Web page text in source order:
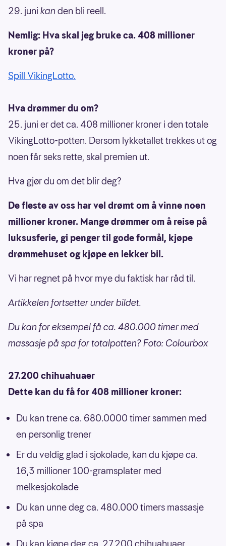
29. juni kan den bli reell.
Nemlig: Hva skal jeg bruke ca. 408 millioner
kroner på?
Spill VikingLotto.
Hva drømmer du om?
25. juni er det ca. 408 millioner kroner i den totale
VikingLotto-potten. Dersom lykketallet trekkes ut og
noen får seks rette, skal premien ut.
Hva gjør du om det blir deg?
De fleste av oss har vel drømt om å vinne noen
millioner kroner. Mange drømmer om å reise på
luksusferie, gi penger til gode formål, kjøpe
drømmehuset og kjøpe en lekker bil.
Vi har regnet på hvor mye du faktisk har råd til.
Artikkelen fortsetter under bildet.
Du kan for eksempel få ca. 480.000 timer med
massasje på spa for totalpotten? Foto: Colourbox
27.200 chihuahuaer
Dette kan du få for 408 millioner kroner:
Du kan trene ca. 680.0000 timer sammen med
en personlig trener
Er du veldig glad i sjokolade, kan du kjøpe ca.
16,3 millioner 100-gramsplater med
melkesjokolade
Du kan unne deg ca. 480.000 timers massasje
på spa